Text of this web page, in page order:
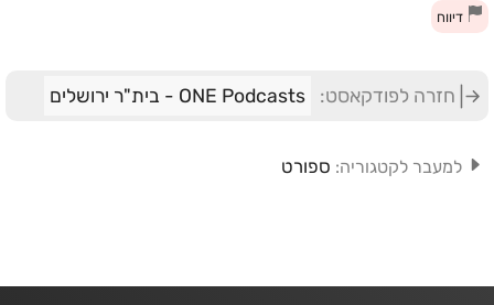
דיווח
חזרה לפודקאסט: ONE Podcasts - בית"ר ירושלים
למעבר לקטגוריה: ספורט